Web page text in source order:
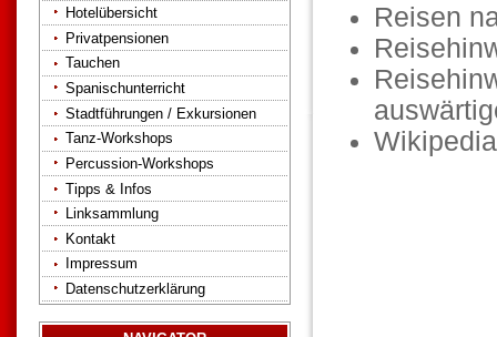
Hotelübersicht
Privatpensionen
Tauchen
Spanischunterricht
Stadtführungen / Exkursionen
Tanz-Workshops
Percussion-Workshops
Tipps & Infos
Linksammlung
Kontakt
Impressum
Datenschutzerklärung
Reisen